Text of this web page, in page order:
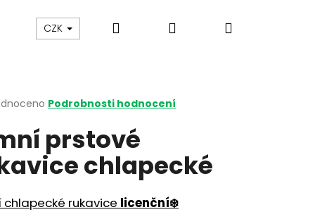
Gumovací pero Legami Jak vybírat
CZK Hledat PřihlášeníNákupní
Podrobnosti hodnocení
prstové
chlapecké
chlapecké rukavice licenční❄️